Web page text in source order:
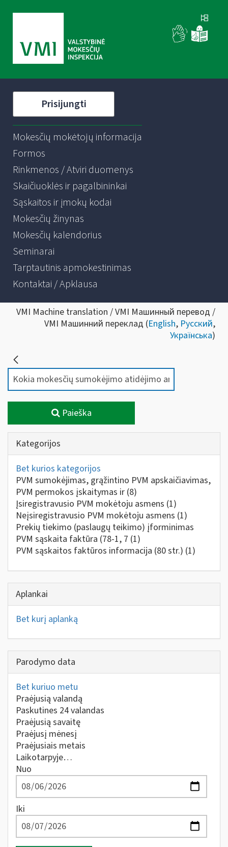
Prisijungti
Mokesčių mokėtojų informacija
Formos
Rinkmenos / Atviri duomenys
Skaičiuoklės ir pagalbininkai
Sąskaitos ir įmokų kodai
Mokesčių žinynas
Mokesčių kalendorius
Seminarai
Tarptautinis apmokestinimas
Kontaktai / Apklausa
VMI Machine translation / VMI Машинный перевод /
VMI Машинний переклад (English, Русский,
Українська)
Paieška
Kategorijos
Bet kurios kategorijos
PVM sumokėjimas, grąžintino PVM apskaičiavimas,
PVM permokos įskaitymas ir (8)
Įsiregistravusio PVM mokėtoju asmens (1)
Neįsiregistravusio PVM mokėtoju asmens (1)
Prekių tiekimo (paslaugų teikimo) įforminimas
PVM sąskaita faktūra (78-1, 7 (1)
PVM sąskaitos faktūros informacija (80 str.) (1)
Aplankai
Bet kurį aplanką
Parodymo data
Bet kuriuo metu
Praėjusią valandą
Paskutines 24 valandas
Praėjusią savaitę
Praėjusį mėnesį
Praėjusiais metais
Laikotarpyje…
Nuo
Iki